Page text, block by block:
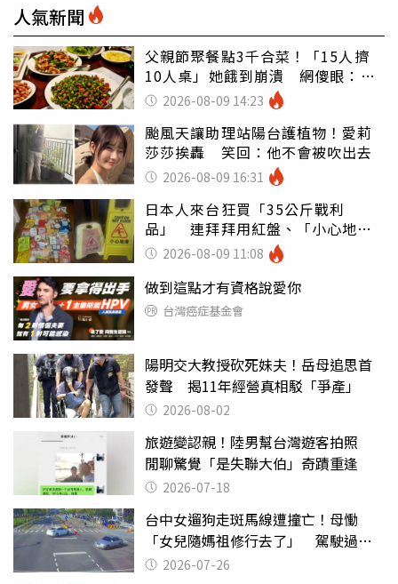
人氣新聞
父親節聚餐點3千合菜！「15人擠
10人桌」她餓到崩潰 網傻眼：讓
店家看笑話
2026-08-09 14:23
颱風天讓助理站陽台護植物！愛莉
莎莎挨轟 笑回：他不會被吹出去
2026-08-09 16:31
日本人來台狂買「35公斤戰利
品」 連拜拜用紅盤、「小心地
滑」告示牌也帶回家
2026-08-09 11:08
做到這點才有資格說愛你
台灣癌症基金會
陽明交大教授砍死妹夫！岳母追思首
發聲 揭11年經營真相駁「爭產」
2026-08-02
旅遊變認親！陸男幫台灣遊客拍照
閒聊驚覺「是失聯大伯」奇蹟重逢
2026-07-18
台中女遛狗走斑馬線遭撞亡！母慟
「女兒隨媽祖修行去了」 駕駛過失
致死判9月
2026-07-26